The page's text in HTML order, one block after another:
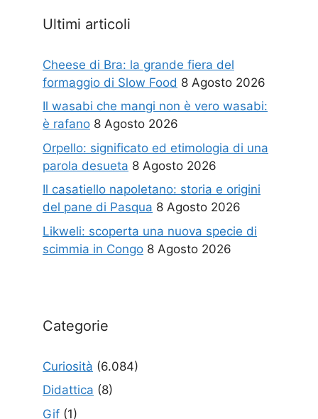
Ultimi articoli
Cheese di Bra: la grande fiera del
formaggio di Slow Food 8 Agosto 2026
Il wasabi che mangi non è vero wasabi:
è rafano 8 Agosto 2026
Orpello: significato ed etimologia di una
parola desueta 8 Agosto 2026
Il casatiello napoletano: storia e origini
del pane di Pasqua 8 Agosto 2026
Likweli: scoperta una nuova specie di
scimmia in Congo 8 Agosto 2026
Categorie
Curiosità (6.084)
Didattica (8)
Gif (1)